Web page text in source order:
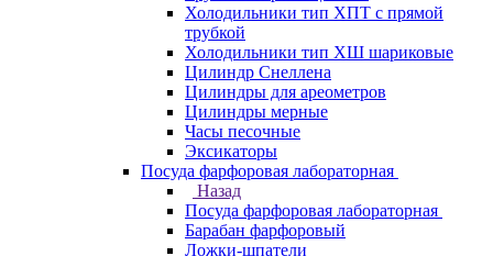
Холодильники тип ХПТ с прямой
трубкой
Холодильники тип ХШ шариковые
Цилиндр Снеллена
Цилиндры для ареометров
Цилиндры мерные
Часы песочные
Эксикаторы
Посуда фарфоровая лабораторная
Назад
Посуда фарфоровая лабораторная
Барабан фарфоровый
Ложки-шпатели